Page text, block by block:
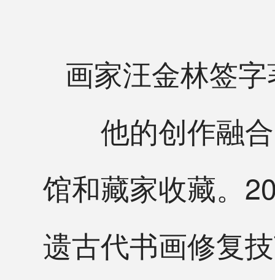
画家汪金林签
他的创作融合
馆和藏家收藏。
遗古代书画修复